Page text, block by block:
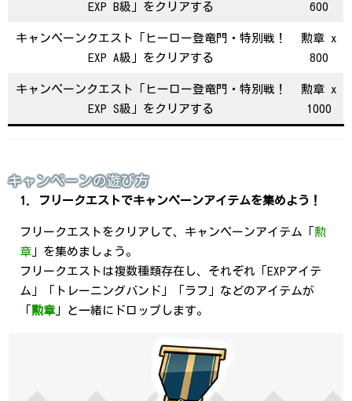
EXP B級」をクリアする
600
キャンペーンクエスト「ヒーロー登竜門・特別戦！
EXP A級」をクリアする
勲章 x
800
キャンペーンクエスト「ヒーロー登竜門・特別戦！
EXP S級」をクリアする
勲章 x
1000
キャンペーンの遊び方
1. フリークエストでキャンペーンアイテムを集めよう！
フリークエストをクリアして、キャンペーンアイテム「 勲
章 」を集めましょう。
フリークエストは複数種類存在し、それぞれ「EXPアイテ
ム」「トレーニングバンド」「ラフ」などのアイテムが
勲章」と一緒にドロップします。